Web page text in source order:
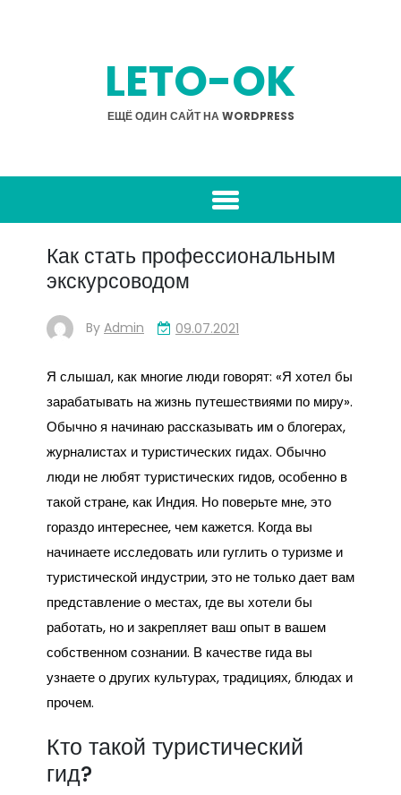
LETO-OK
ЕЩЁ ОДИН САЙТ НА WORDPRESS
Как стать профессиональным
экскурсоводом
By Admin 09.07.2021
Я слышал, как многие люди говорят: «Я хотел бы
зарабатывать на жизнь путешествиями по миру».
Обычно я начинаю рассказывать им о блогерах,
журналистах и туристических гидах. Обычно
люди не любят туристических гидов, особенно в
такой стране, как Индия. Но поверьте мне, это
гораздо интереснее, чем кажется. Когда вы
начинаете исследовать или гуглить о туризме и
туристической индустрии, это не только дает вам
представление о местах, где вы хотели бы
работать, но и закрепляет ваш опыт в вашем
собственном сознании. В качестве гида вы
узнаете о других культурах, традициях, блюдах и
прочем.
Кто такой туристический
гид?